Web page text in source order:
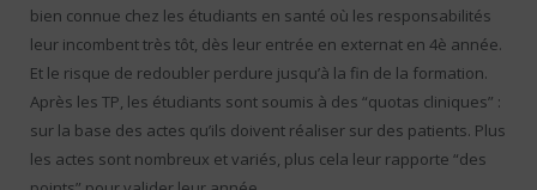
bien connue chez les étudiants en santé où les responsabilités
leur incombent très tôt, dès leur entrée en externat en 4è année.
Et le risque de redoubler perdure jusqu’à la fin de la formation.
Après les TP, les étudiants sont soumis à des “quotas cliniques” :
sur la base des actes qu’ils doivent réaliser sur des patients. Plus
les actes sont nombreux et variés, plus cela leur rapporte “des